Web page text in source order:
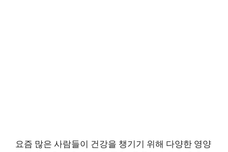
요즘 많은 사람들이 건강을 챙기기 위해 다양한 영양